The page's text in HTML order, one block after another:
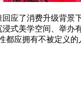
了消费升级背景
式美学空间、举
应拥有不被定义的